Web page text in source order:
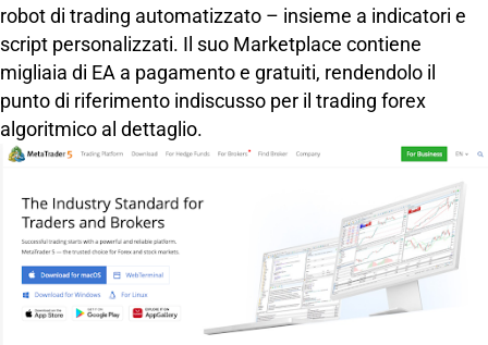
robot di trading automatizzato – insieme a indicatori e
script personalizzati. Il suo Marketplace contiene
migliaia di EA a pagamento e gratuiti, rendendolo il
punto di riferimento indiscusso per il trading forex
algoritmico al dettaglio.